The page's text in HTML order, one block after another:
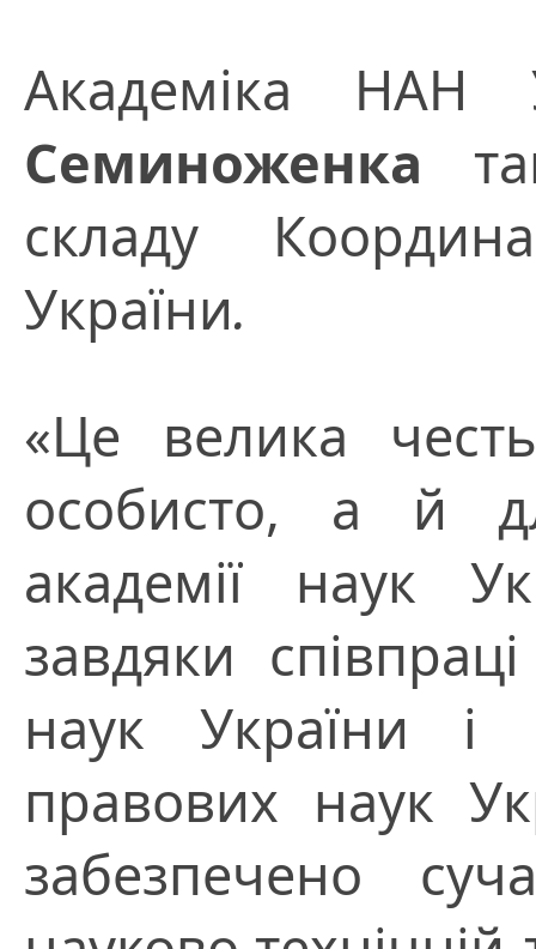
Академіка НАН
Семиноженка
складу
України.
«Це велика
особисто, а й
академії наук
завдяки
наук України і
правових наук
забезпечено